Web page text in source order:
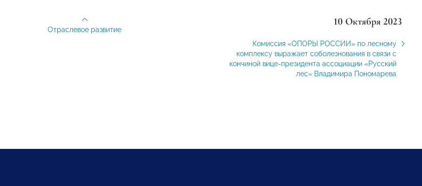
10 Октября 2023
Комиссия «ОПОРЫ РОССИИ» по лесному
комплексу выражает соболезнования в связи с
кончиной вице-президента ассоциации «Русский
лес» Владимира Пономарева
Отраслевое развитие